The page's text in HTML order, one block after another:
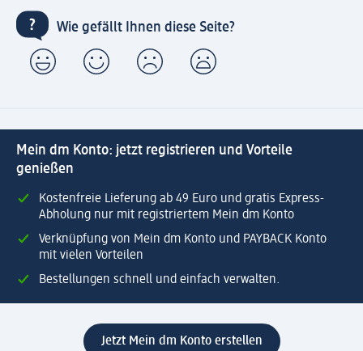
Wie gefällt Ihnen diese Seite?
Mein dm Konto: jetzt registrieren und Vorteile
genießen
Kostenfreie Lieferung ab 49 Euro und gratis Express-
Abholung nur mit registriertem Mein dm Konto
Verknüpfung von Mein dm Konto und PAYBACK Konto
mit vielen Vorteilen
Bestellungen schnell und einfach verwalten.
Jetzt Mein dm Konto erstellen